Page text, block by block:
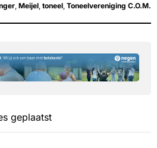
Meijel toneel Toneelvereniging C.O.M.
geplaatst